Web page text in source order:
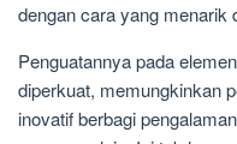
dengan cara yang menarik
Penguatannya pada
diperkuat, memungkinkan
inovatif berbagi